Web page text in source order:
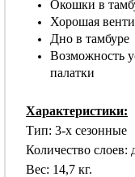
Окошки в
Хорошая
Дно в тамбуре
Возможность
палатки
Характеристики:
Тип: 3-х сезонные
Количество слоев:
Вес: 14,7 кг.